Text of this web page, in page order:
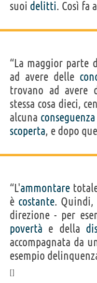
suoi delitti. Così fa
“La maggior parte
ad avere delle
trovano ad avere
stessa cosa dieci,
alcuna conseguenza
scoperta, e dopo
“L'ammontare
è costante. Quindi,
direzione - per
povertà e della
accompagnata da
esempio